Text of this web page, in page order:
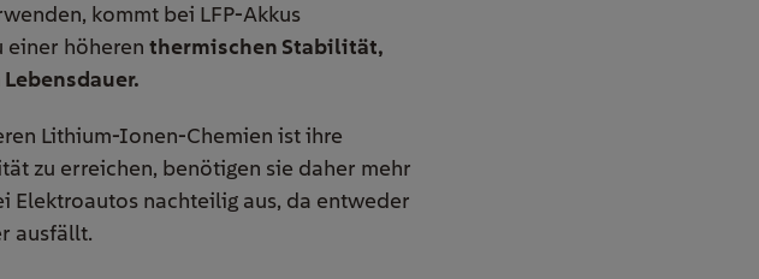
kommt bei LFP-Akkus
einer höheren thermischen Stabilität,
Lithium-Ionen-Chemien ist ihre
zu erreichen, benötigen sie daher mehr
Elektroautos nachteilig aus, da entweder
ausfällt.